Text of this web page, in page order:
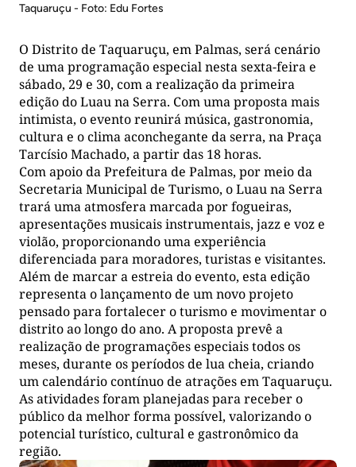
Taquaruçu - Foto: Edu Fortes
O Distrito de Taquaruçu, em Palmas, será cenário
de uma programação especial nesta sexta-feira e
sábado, 29 e 30, com a realização da primeira
edição do Luau na Serra. Com uma proposta mais
intimista, o evento reunirá música, gastronomia,
cultura e o clima aconchegante da serra, na Praça
Tarcísio Machado, a partir das 18 horas.
Com apoio da Prefeitura de Palmas, por meio da
Secretaria Municipal de Turismo, o Luau na Serra
trará uma atmosfera marcada por fogueiras,
apresentações musicais instrumentais, jazz e voz e
violão, proporcionando uma experiência
diferenciada para moradores, turistas e visitantes.
Além de marcar a estreia do evento, esta edição
representa o lançamento de um novo projeto
pensado para fortalecer o turismo e movimentar o
distrito ao longo do ano. A proposta prevê a
realização de programações especiais todos os
meses, durante os períodos de lua cheia, criando
um calendário contínuo de atrações em Taquaruçu.
As atividades foram planejadas para receber o
público da melhor forma possível, valorizando o
potencial turístico, cultural e gastronômico da
região.